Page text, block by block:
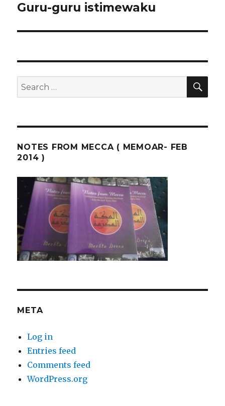
Next
Guru-guru istimewaku
Search
for:
NOTES FROM MECCA ( MEMOAR- FEB
2014 )
META
Log in
Entries feed
Comments feed
WordPress.org